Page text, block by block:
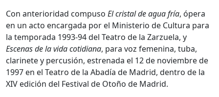
Con anterioridad compuso El cristal de agua fría, ópera
en un acto encargada por el Ministerio de Cultura para
la temporada 1993-94 del Teatro de la Zarzuela, y
Escenas de la vida cotidiana, para voz femenina, tuba,
clarinete y percusión, estrenada el 12 de noviembre de
1997 en el Teatro de la Abadía de Madrid, dentro de la
XIV edición del Festival de Otoño de Madrid.